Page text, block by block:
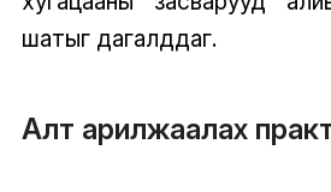
шатыг дагалддаг.
Алт арилжаалах